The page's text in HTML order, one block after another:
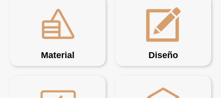
Material Diseño